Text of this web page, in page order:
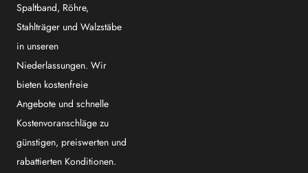
Spaltband, Röhre,
Stahlträger und Walzstäbe
in unseren
Niederlassungen. Wir
bieten kostenfreie
Angebote und schnelle
Kostenvoranschläge zu
günstigen, preiswerten und
rabattierten Konditionen.